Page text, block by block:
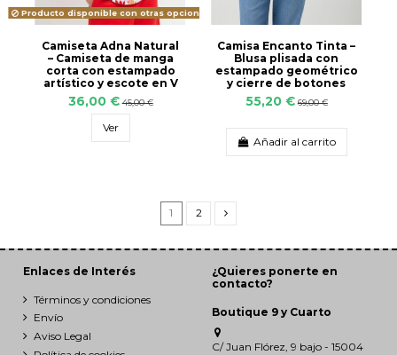
Producto disponible con otras opciones
Camiseta Adna Natural
– Camiseta de manga
corta con estampado
artístico y escote en V
36,00 € 45,00 €
Ver
Camisa Encanto Tinta –
Blusa plisada con
estampado geométrico
y cierre de botones
55,20 € 69,00 €
Añadir al carrito
1 2
Enlaces de Interés
Términos y condiciones
Envío
Aviso Legal
¿Quieres ponerte en
contacto?
Boutique 9 y Cuarto
C/ Juan Flórez, 9 bajo - 15004